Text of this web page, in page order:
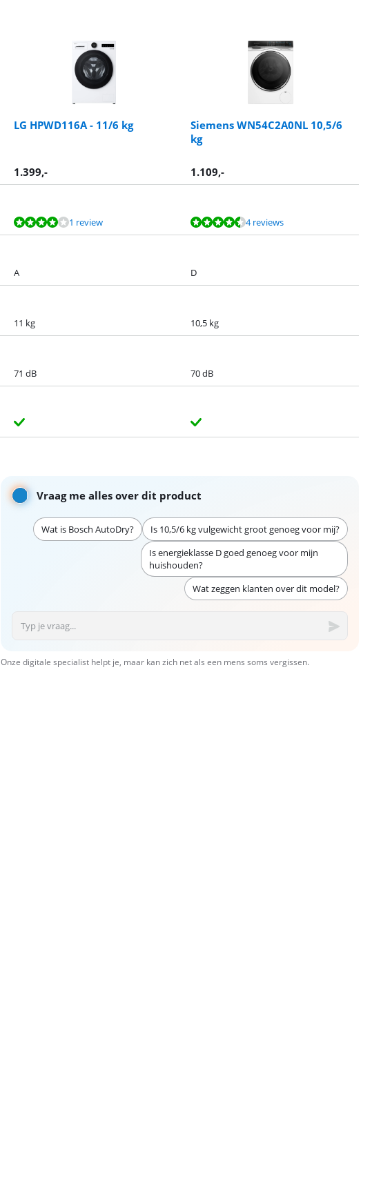
LG HPWD116A - 11/6 kg
Siemens WN54C2A0NL 10,5/6
kg
1.399,- 1.109,-
1 review 4 reviews
A D
11 kg 10,5 kg
71 dB 70 dB
Vraag me alles over dit product
Wat is Bosch AutoDry?
Is 10,5/6 kg vulgewicht groot genoeg voor mij?
Is energieklasse D goed genoeg voor mijn
huishouden?
Wat zeggen klanten over dit model?
Onze digitale specialist helpt je, maar kan zich net als een mens soms vergissen.